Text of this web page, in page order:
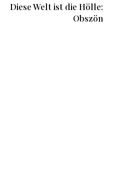
Diese Welt ist die Hölle:
Obszön